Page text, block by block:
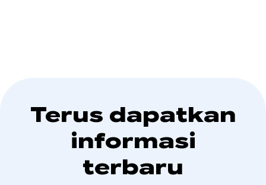
Terus dapatkan
informasi
terbaru